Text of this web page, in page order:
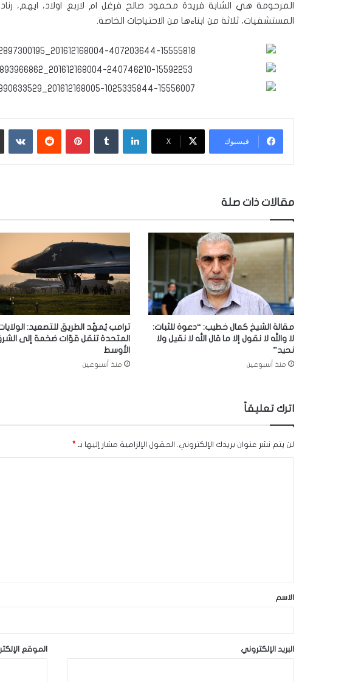
المرحومة هي الشابة فريدة محمود صالح فرغل ام لاربع اولاد، ايهم،
المستشفيات، ثلاثة من ابناءها من الاحتياجات الخاصة.
فيسبوك ‫X
لينكدإن بينتيريست ‏VKontakte
مقالات ذات صلة
مقالة الشيخ كمال خطيب: “دعوة للثبات:
لا والله لا نقول إلا ما قال الله لا نقيل ولا
نحيد”
منذ أسبوعين
ترامب يُمهّد الطريق للتصعيد:
المتحدة تنقل قوّات ضخمة إلى
الأوسط
منذ أسبوعين
اترك تعليقاً
لن يتم نشر عنوان بريدك الإلكتروني. الحقول الإلزامية مشار إليها بـ *
*
الاسم
البريد الإلكتروني الموقع